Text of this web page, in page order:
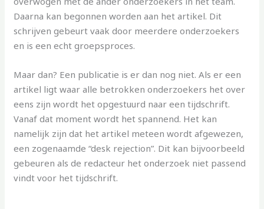
Daarna kan begonnen worden aan het artikel. Dit
schrijven gebeurt vaak door meerdere onderzoekers
en is een echt groepsproces.
Maar dan? Een publicatie is er dan nog niet. Als er een
artikel ligt waar alle betrokken onderzoekers het over
eens zijn wordt het opgestuurd naar een tijdschrift.
Vanaf dat moment wordt het spannend. Het kan
namelijk zijn dat het artikel meteen wordt afgewezen,
een zogenaamde “desk rejection”. Dit kan bijvoorbeeld
gebeuren als de redacteur het onderzoek niet passend
vindt voor het tijdschrift.